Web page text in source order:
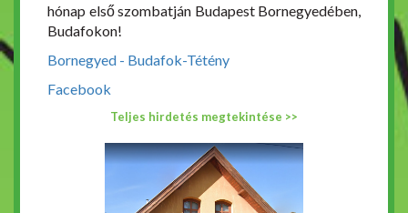
hónap első szombatján Budapest Bornegyedében,
Budafokon!
Bornegyed - Budafok-Tétény
Facebook
Teljes hirdetés megtekintése >>